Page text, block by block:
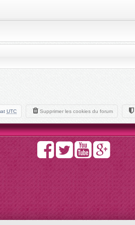
UTC Supprimer les cookies du forum